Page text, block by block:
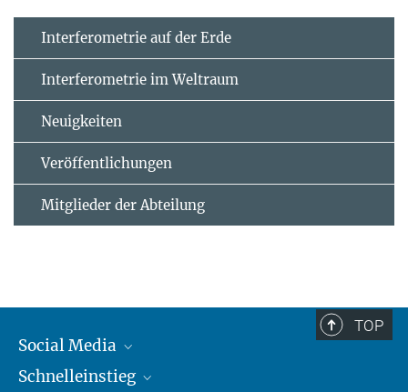
Interferometrie auf der Erde
Interferometrie im Weltraum
Neuigkeiten
Veröffentlichungen
Mitglieder der Abteilung
TOP
Social Media
Mastodon
Schnelleinstieg